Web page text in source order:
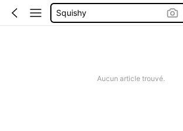
Squishy
Aucun article trouvé.